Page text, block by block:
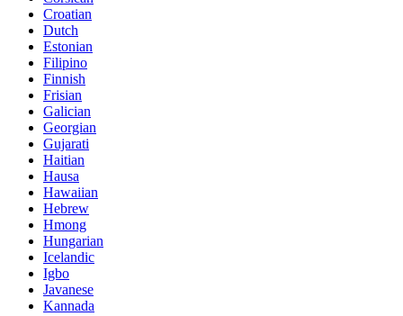
Croatian
Dutch
Estonian
Filipino
Finnish
Frisian
Galician
Georgian
Gujarati
Haitian
Hausa
Hawaiian
Hebrew
Hmong
Hungarian
Icelandic
Igbo
Javanese
Kannada